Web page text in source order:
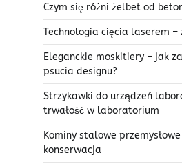
Czym się różni żelbet od
Technologia cięcia laserem
Eleganckie moskitiery – jak
psucia designu?
Strzykawki do urządzeń
trwałość w laboratorium
Kominy stalowe
konserwacja